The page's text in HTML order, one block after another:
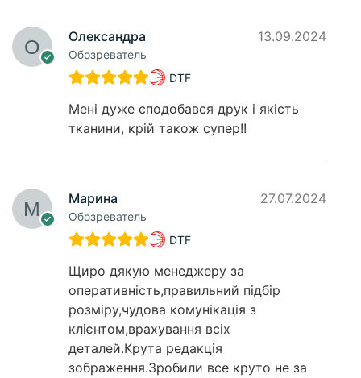
Олександра
Обозреватель
13.09.2024
DTF
Мені дуже сподобався друк і якість
тканини, крій також супер!!
Марина
Обозреватель
27.07.2024
DTF
Щиро дякую менеджеру за
оперативність,правильний підбір
розміру,чудова комунікація з
клієнтом,врахування всіх
деталей.Крута редакція
зображення.Зробили все круто не за